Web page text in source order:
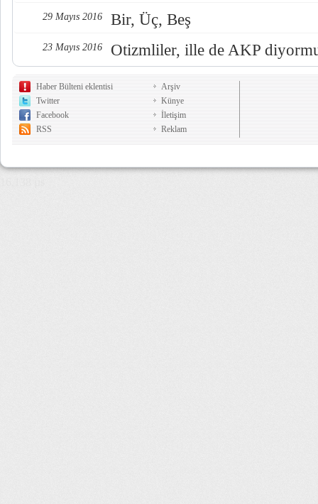
29 Mayıs 2016 Bir, Üç, Beş
23 Mayıs 2016 Otizmliler, ille de AKP
Haber Bülteni eklentisi
Twitter
Facebook
RSS
Arşiv
Künye
İletişim
Reklam